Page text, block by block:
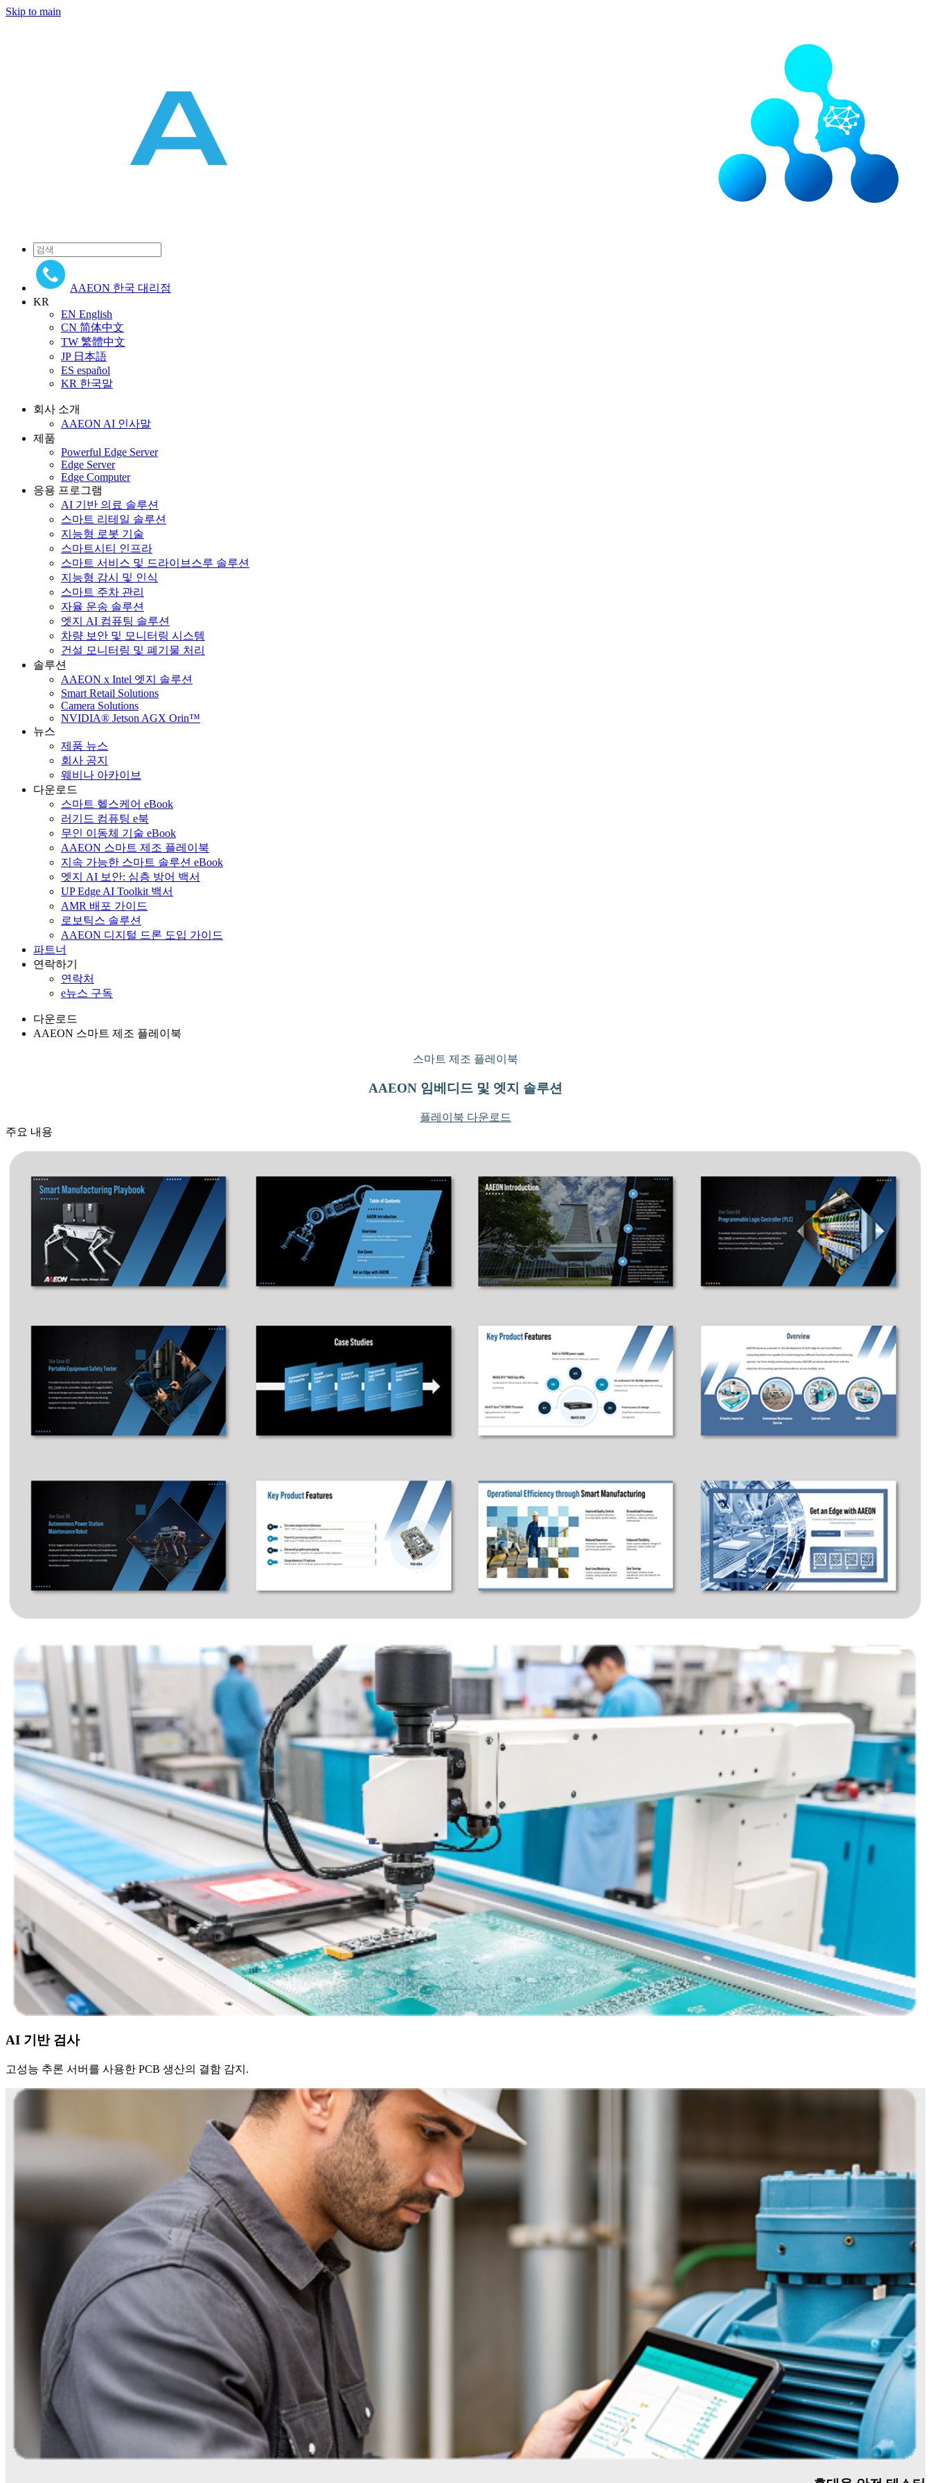
Skip to main
AAEON 한국 대리점
KR
EN English
CN 简体中文
TW 繁體中文
JP 日本語
ES español
KR 한국말
회사 소개
AAEON AI 인사말
제품
Powerful Edge Server
Edge Server
Edge Computer
응용 프로그램
AI 기반 의료 솔루션
스마트 리테일 솔루션
지능형 로봇 기술
스마트시티 인프라
스마트 서비스 및 드라이브스루 솔루션
지능형 감시 및 인식
스마트 주차 관리
자율 운송 솔루션
엣지 AI 컴퓨팅 솔루션
차량 보안 및 모니터링 시스템
건설 모니터링 및 폐기물 처리
솔루션
AAEON x Intel 엣지 솔루션
Smart Retail Solutions
Camera Solutions
NVIDIA® Jetson AGX Orin™
뉴스
제품 뉴스
회사 공지
웨비나 아카이브
다운로드
스마트 헬스케어 eBook
러기드 컴퓨팅 e북
무인 이동체 기술 eBook
AAEON 스마트 제조 플레이북
지속 가능한 스마트 솔루션 eBook
엣지 AI 보안: 심층 방어 백서
UP Edge AI Toolkit 백서
AMR 배포 가이드
로보틱스 솔루션
AAEON 디지털 드론 도입 가이드
파트너
연락하기
연락처
e뉴스 구독
다운로드
AAEON 스마트 제조 플레이북
스마트 제조 플레이북
AAEON 임베디드 및 엣지 솔루션
플레이북 다운로드
주요 내용
AI 기반 검사
고성능 추론 서버를 사용한 PCB 생산의 결함 감지.